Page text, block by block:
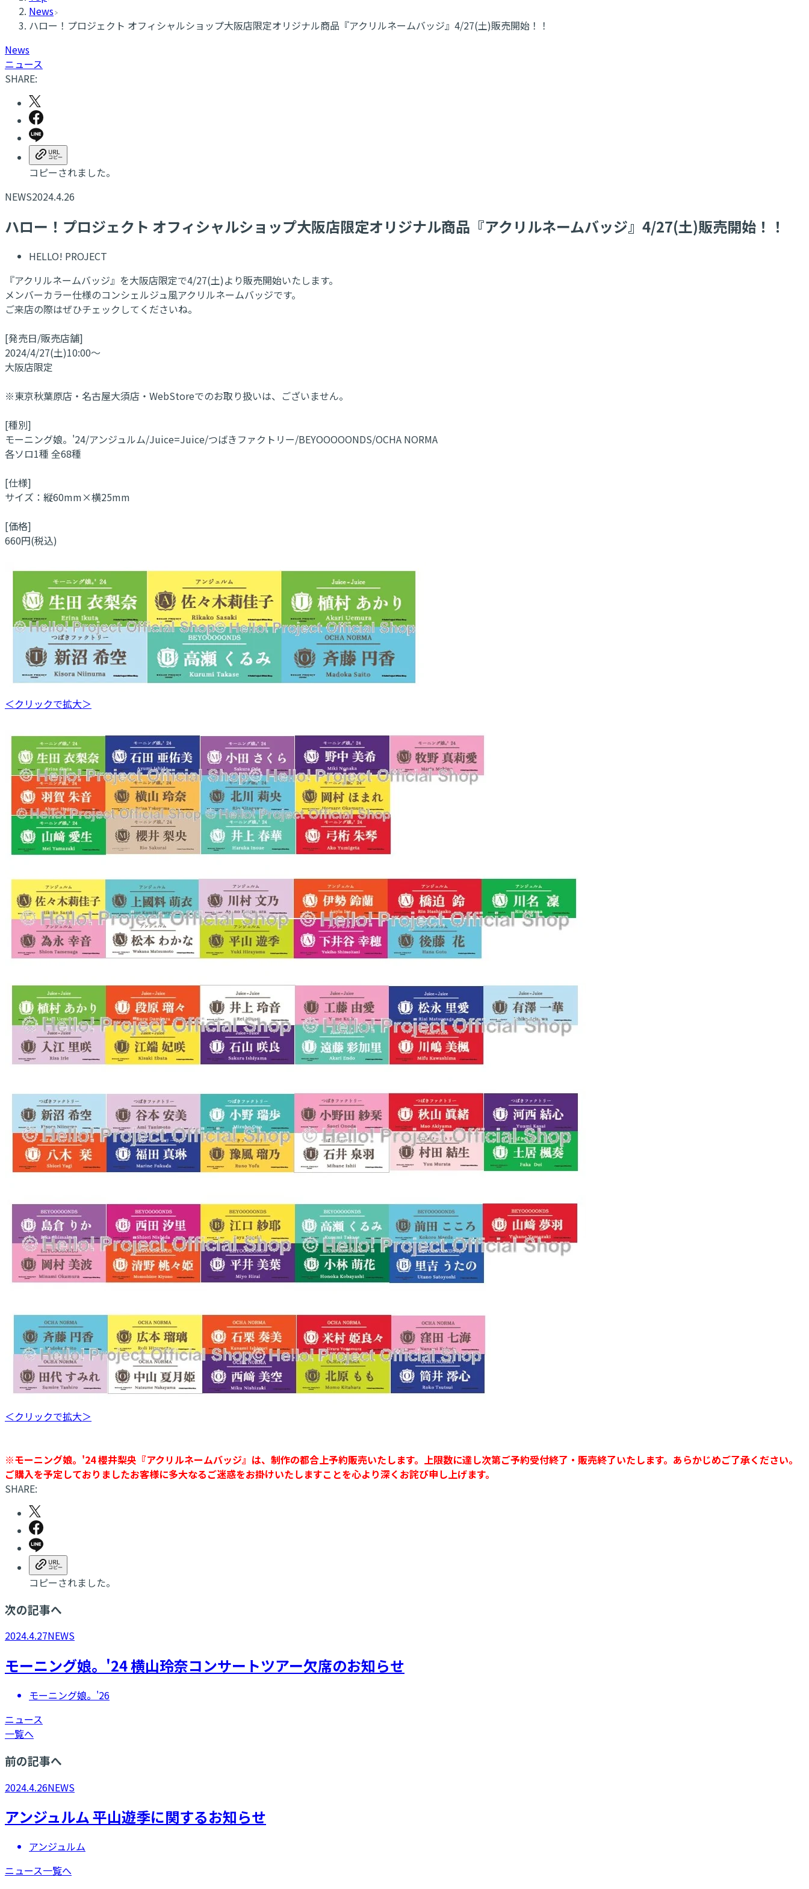
News
ハロー！プロジェクト オフィシャルショップ大阪店限定オリジナル商品『アクリルネームバッジ』4/27(土)販売開始！！
News
ニュース
SHARE:
コピーされました。
NEWS2024.4.26
ハロー！プロジェクト オフィシャルショップ大阪店限定オリジナル商品『アクリルネームバッジ』4/27(土)販売開始！！
HELLO! PROJECT
『アクリルネームバッジ』を大阪店限定で4/27(土)より販売開始いたします。
メンバーカラー仕様のコンシェルジュ風アクリルネームバッジです。
ご来店の際はぜひチェックしてくださいね。
[発売日/販売店舗]
2024/4/27(土)10:00～
大阪店限定
※東京秋葉原店・名古屋大須店・WebStoreでのお取り扱いは、ございません。
[種別]
モーニング娘。'24/アンジュルム/Juice=Juice/つばきファクトリー/BEYOOOOONDS/OCHA NORMA
各ソロ1種 全68種
[仕様]
サイズ：縦60mm×横25mm
[価格]
660円(税込)
＜クリックで拡大＞
＜クリックで拡大＞
※モーニング娘。'24 櫻井梨央『アクリルネームバッジ』は、制作の都合上予約販売いたします。上限数に達し次第ご予約受付終了・販売終了いたします。あらかじめご了承ください。
ご購入を予定しておりましたお客様に多大なるご迷惑をお掛けいたしますことを心より深くお詫び申し上げます。
SHARE:
コピーされました。
次の記事へ
2024.4.27NEWS
モーニング娘。'24 ​横山玲奈コンサートツアー欠席のお知らせ
モーニング娘。'26
ニュース
一覧へ
前の記事へ
2024.4.26NEWS
アンジュルム 平山遊季に関するお知らせ
アンジュルム
ニュース一覧へ